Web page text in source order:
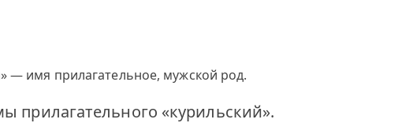
— имя прилагательное, мужской род.
прилагательного «курильский».